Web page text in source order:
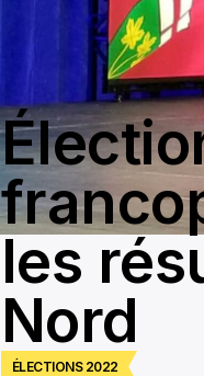
ÉLECTIONS 2022
les
Nord